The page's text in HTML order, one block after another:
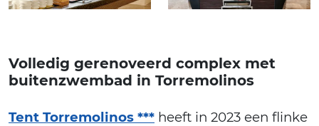
Volledig gerenoveerd complex met
buitenzwembad in Torremolinos
Tent Torremolinos *** heeft in 2023 een flinke